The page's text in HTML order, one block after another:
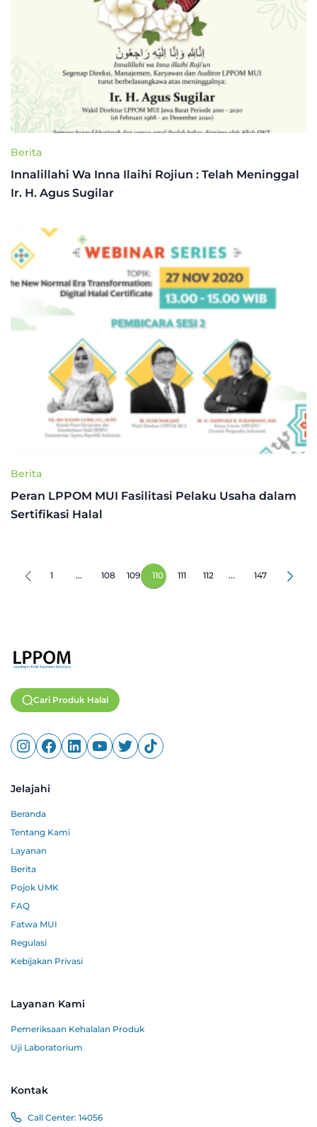
Berita
Innalillahi Wa Inna Ilaihi Rojiun : Telah Meninggal
Ir. H. Agus Sugilar
Berita
Peran LPPOM MUI Fasilitasi Pelaku Usaha dalam
Sertifikasi Halal
1 ... 108 109 110 111 112 ... 147
Cari Produk Halal
Jelajahi
Beranda
Tentang Kami
Layanan
Berita
Pojok UMK
FAQ
Fatwa MUI
Regulasi
Kebijakan Privasi
Layanan Kami
Pemeriksaan Kehalalan Produk
Uji Laboratorium
Kontak
Call Center: 14056